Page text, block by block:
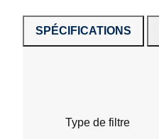
SPÉCIFICATIONS
Type de filtre